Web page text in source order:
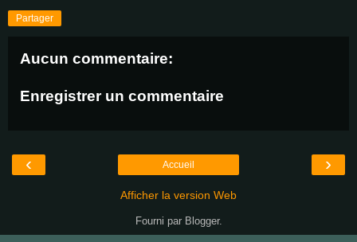
Partager
Aucun commentaire:
Enregistrer un commentaire
‹ ›
Accueil
Afficher la version Web
Fourni par Blogger.